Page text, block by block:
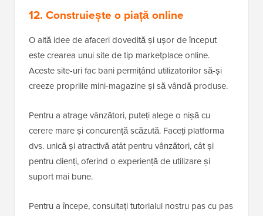
12. Construiește o piață online
O altă idee de afaceri dovedită și ușor de început
este crearea unui site de tip marketplace online.
Aceste site-uri fac bani permițând utilizatorilor să-și
creeze propriile mini-magazine și să vândă produse.
Pentru a atrage vânzători, puteți alege o nișă cu
cerere mare și concurență scăzută. Faceți platforma
dvs. unică și atractivă atât pentru vânzători, cât și
pentru clienți, oferind o experiență de utilizare și
suport mai bune.
Pentru a începe, consultați tutorialul nostru pas cu pas